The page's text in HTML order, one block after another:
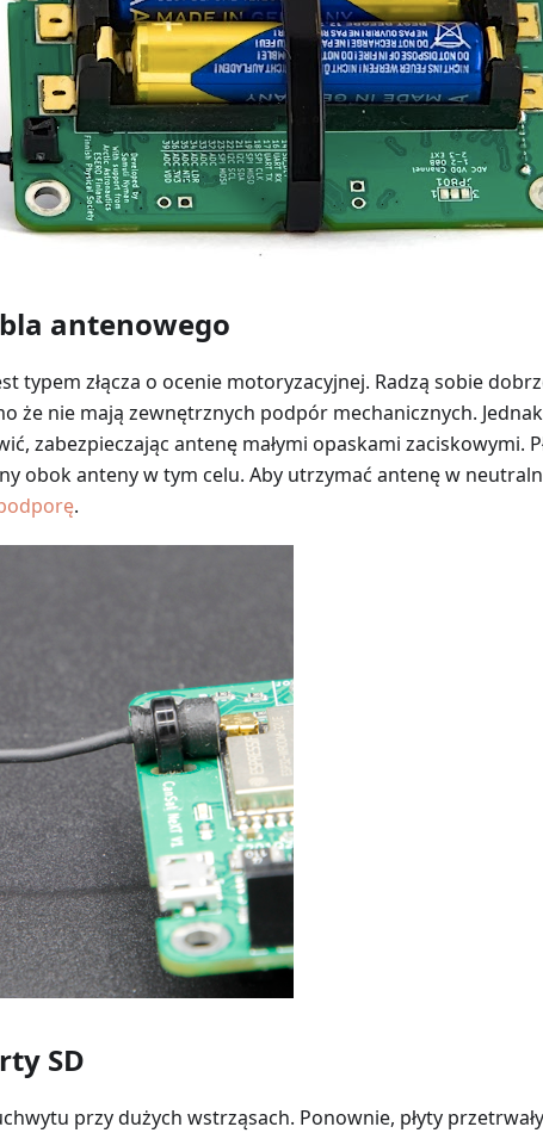
antenowego
typem złącza o ocenie motoryzacyjnej. Radzą sobie
że nie mają zewnętrznych podpór mechanicznych. Jednak
zabezpieczając antenę małymi opaskami zaciskowymi.
obok anteny w tym celu. Aby utrzymać antenę w
.
SD
przy dużych wstrząsach. Ponownie, płyty